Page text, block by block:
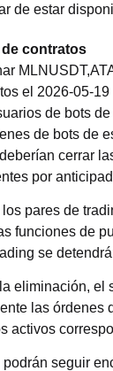
de estar
contratos
el 2026-05-19
de bots de
de bots de
cerrar
por
pares de
funciones de
se
eliminación, el
las órdenes
activos
podrán seguir